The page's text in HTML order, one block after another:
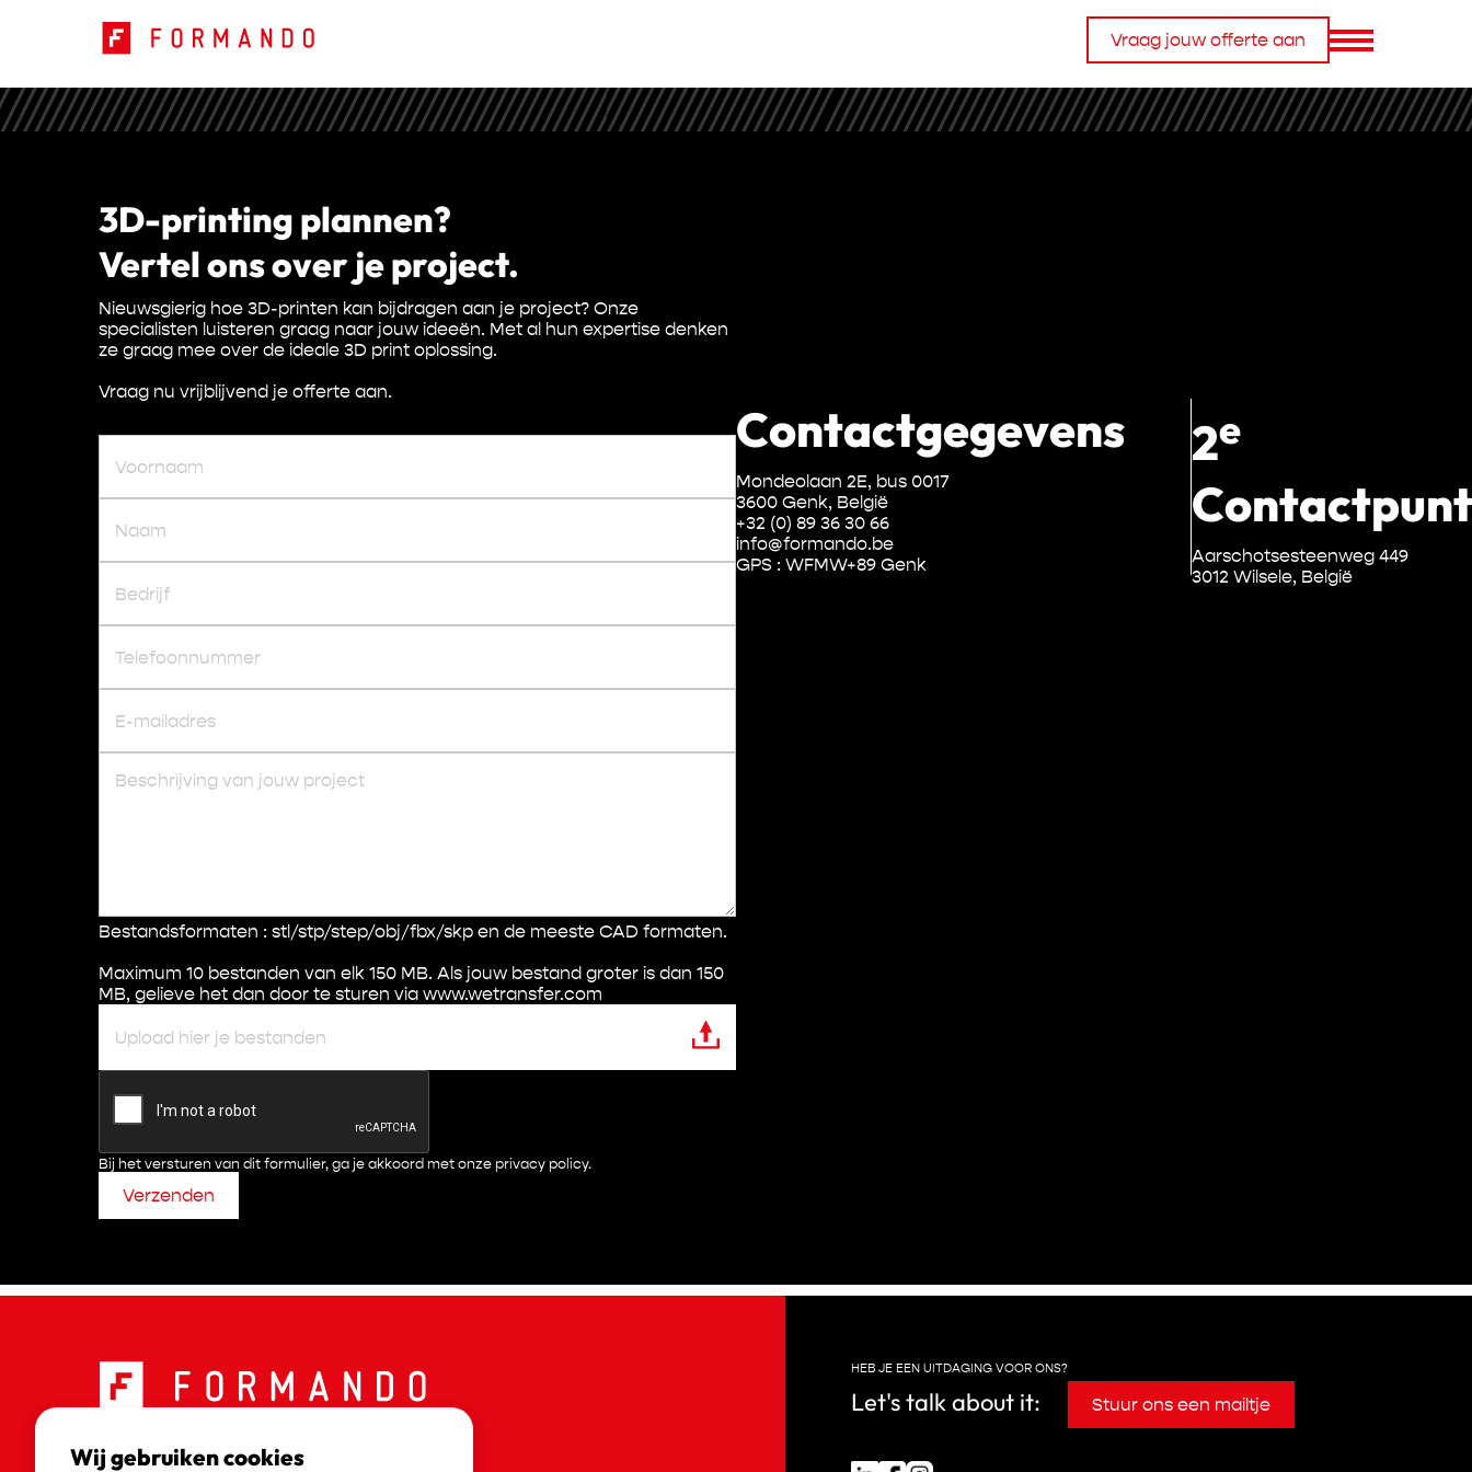
Vraag jouw offerte aan
3D-printing plannen?
Vertel ons over je project.
Nieuwsgierig hoe 3D-printen kan bijdragen aan je project? Onze
specialisten luisteren graag naar jouw ideeën. Met al hun expertise denken
ze graag mee over de ideale 3D print oplossing.
Vraag nu vrijblijvend je offerte aan.
Voornaam
Naam
Bedrijf
Telefoonnummer
E-mailadres
Beschrijving van jouw project
Bestandsformaten : stl/stp/step/obj/fbx/skp en de meeste CAD formaten.
Maximum 10 bestanden van elk 150 MB. Als jouw bestand groter is dan 150
MB, gelieve het dan door te sturen via www.wetransfer.com
Upload hier je bestanden
Bij het versturen van dit formulier, ga je akkoord met onze privacy policy.
Verzenden
Contactgegevens
Mondeolaan 2E, bus 0017
3600 Genk, België
+32 (0) 89 36 30 66
info@formando.be
GPS : WFMW+89 Genk
2e
Contactpunt
Aarschotsesteenweg 449
3012 Wilsele, België
HEB JE EEN UITDAGING VOOR ONS?
Let's talk about it: Stuur ons een mailtje
Wij gebruiken cookies